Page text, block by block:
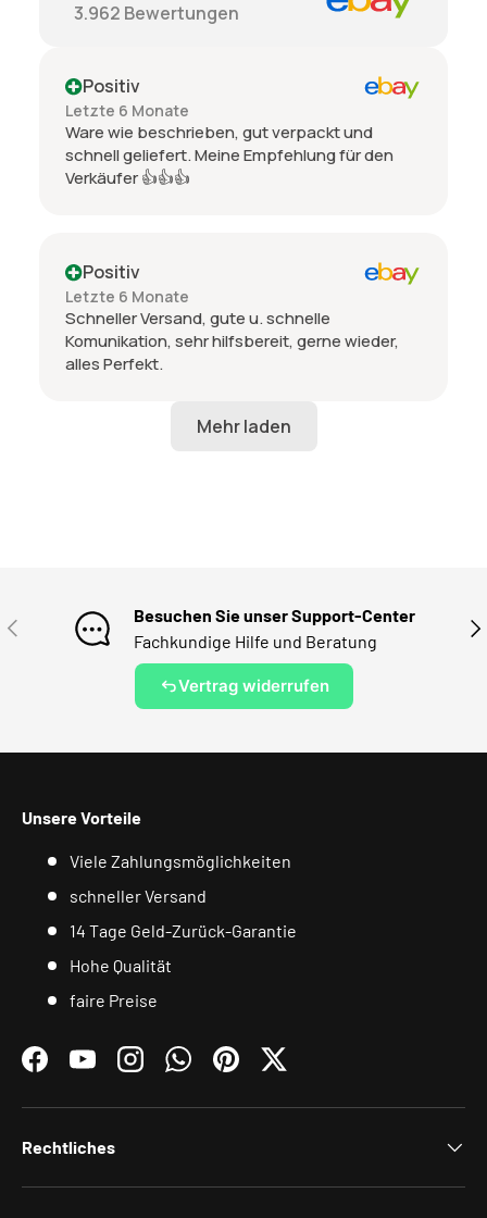
3.962 Bewertungen
Positiv
Letzte 6 Monate
Ware wie beschrieben, gut verpackt und
schnell geliefert. Meine Empfehlung für den
Verkäufer 👍👍👍
Positiv
Letzte 6 Monate
Schneller Versand, gute u. schnelle
Komunikation, sehr hilfsbereit, gerne wieder,
alles Perfekt.
VORHERIGE
Besuchen Sie unser Support-Center
Fachkundige Hilfe und Beratung
Vertrag widerrufen
Unsere Vorteile
Viele Zahlungsmöglichkeiten
schneller Versand
14 Tage Geld-Zurück-Garantie
Hohe Qualität
faire Preise
FacebookYouTubeInstagramWhatsAppPinterestTwitter
Rechtliches